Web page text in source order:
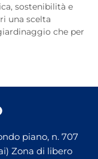
sostenibilità e
una scelta
che per
piano, n. 707
Zona di libero